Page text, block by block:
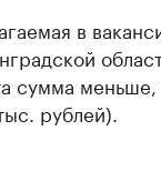
в
сумма
рублей).